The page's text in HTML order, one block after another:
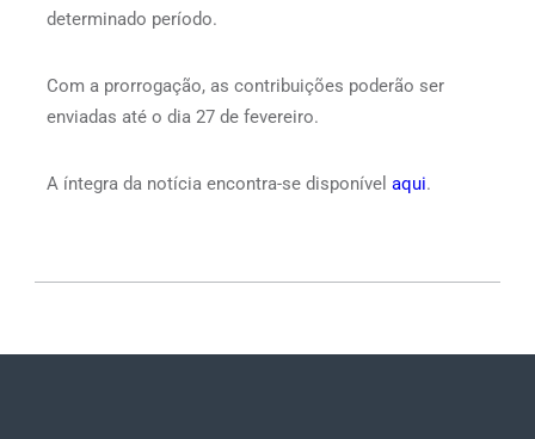
determinado período.
Com a prorrogação, as contribuições poderão ser
enviadas até o dia 27 de fevereiro.
A íntegra da notícia encontra-se disponívelaqui.